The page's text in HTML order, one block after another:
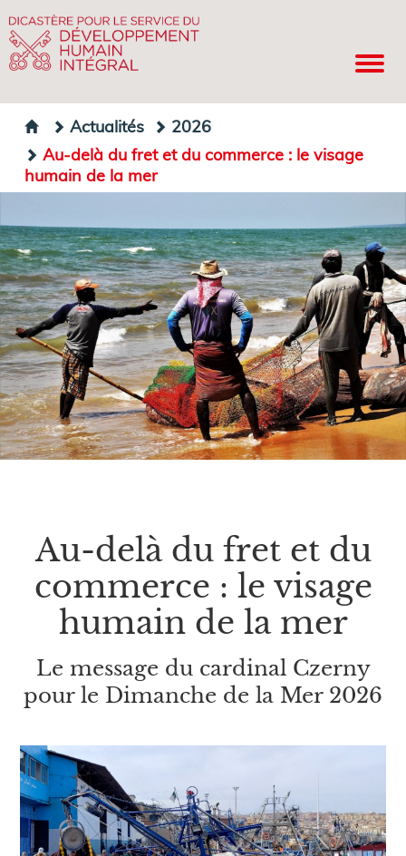
Actualités
2026
Au-delà du fret et du commerce : le visage
humain de la mer
Au-delà du fret et du
commerce : le visage
humain de la mer
Le message du cardinal Czerny
pour le Dimanche de la Mer 2026